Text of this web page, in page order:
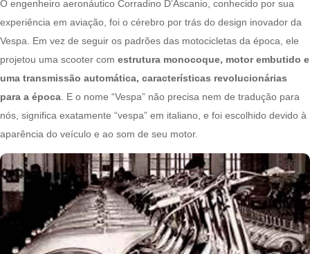
O engenheiro aeronáutico Corradino D’Ascanio, conhecido por sua
experiência em aviação, foi o cérebro por trás do design inovador da
Vespa. Em vez de seguir os padrões das motocicletas da época, ele
projetou uma scooter com estrutura monocoque, motor embutido e
uma transmissão automática, características revolucionárias
para a época . E o nome “Vespa” não precisa nem de tradução para
nós, significa exatamente “vespa” em italiano, e foi escolhido devido à
aparência do veículo e ao som de seu motor.